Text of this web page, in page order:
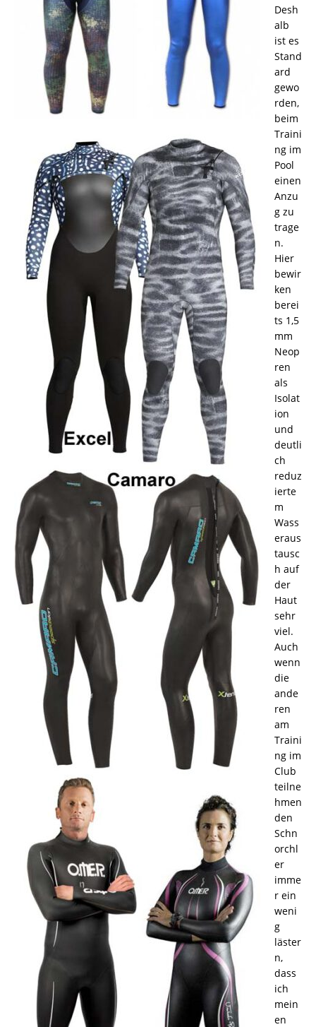
Desh
alb
ist es
Stand
ard
gewo
rden,
beim
Traini
ng im
Pool
einen
Anzu
g zu
trage
n.
Hier
bewir
ken
berei
ts 1,5
mm
Neop
ren
als
Isolat
ion
und
deutli
ch
reduz
ierte
m
Wass
eraus
tausc
h auf
der
Haut
sehr
viel.
Auch
wenn
die
ande
ren
am
Traini
ng im
Club
teilne
hmen
den
Schn
orchl
er
imme
r ein
weni
g
läster
n,
dass
ich
mein
en